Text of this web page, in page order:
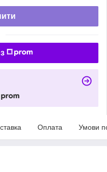
Оплата Умови